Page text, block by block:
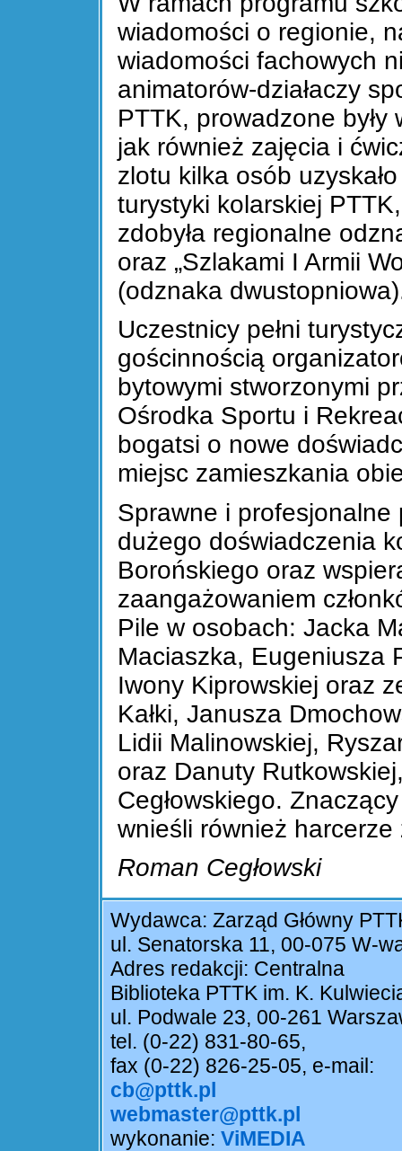
wiadomości o regionie,
wiadomości fachowych
animatorów-działaczy
PTTK, prowadzone były
jak również zajęcia i
zlotu kilka osób
turystyki kolarskiej
zdobyła regionalne
oraz „Szlakami I Armii
(odznaka
Uczestnicy pełni
gościnnością
bytowymi stworzonymi
Ośrodka Sportu i
bogatsi o nowe
miejsc zamieszkania
Sprawne i
dużego doświadczenia
Borońskiego oraz
zaangażowaniem
Pile w osobach: Jacka
Maciaszka, Eugeniusza
Iwony Kiprowskiej oraz
Kałki, Janusza
Lidii Malinowskiej,
oraz Danuty
Cegłowskiego.
wnieśli również harcerze
Roman Cegłowski
Wydawca: Zarząd Główny
ul. Senatorska 11, 00-075 W-
Adres redakcji: Centralna
Biblioteka PTTK im. K.
ul. Podwale 23, 00-261
tel. (0-22) 831-80-65,
fax (0-22) 826-25-05, e-mail:
cb@pttk.pl
webmaster@pttk.pl
wykonanie: ViMEDIA